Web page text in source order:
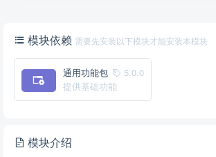
模块依赖 需要先安装以下模块才能安装本模块
5.0.0
通用功能包
提供基础功能
模块介绍